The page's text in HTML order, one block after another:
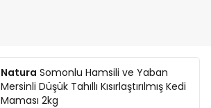
Natura Somonlu Hamsili ve Yaban
Mersinli Düşük Tahıllı Kısırlaştırılmış Kedi
Maması 2kg